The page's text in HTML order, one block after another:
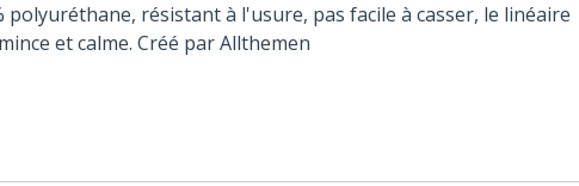
polyuréthane, résistant à l'usure, pas facile à casser, le linéaire
et calme. Créé par Allthemen